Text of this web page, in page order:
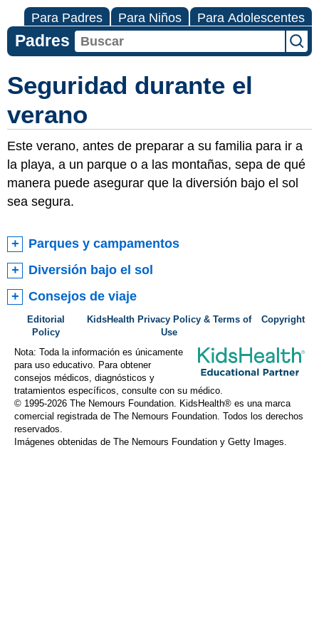
Para Padres Para Niños Para Adolescentes
Padres
Seguridad durante el
verano
Este verano, antes de preparar a su familia para ir a
la playa, a un parque o a las montañas, sepa de qué
manera puede asegurar que la diversión bajo el sol
sea segura.
Parques y campamentos
Diversión bajo el sol
Consejos de viaje
Editorial
Policy
KidsHealth Privacy Policy & Terms of
Use
Copyright
Nota: Toda la información es únicamente
para uso educativo. Para obtener
consejos médicos, diagnósticos y
tratamientos específicos, consulte con su médico.
© 1995-2026 The Nemours Foundation. KidsHealth® es una marca
comercial registrada de The Nemours Foundation. Todos los derechos
reservados.
Imágenes obtenidas de The Nemours Foundation y Getty Images.